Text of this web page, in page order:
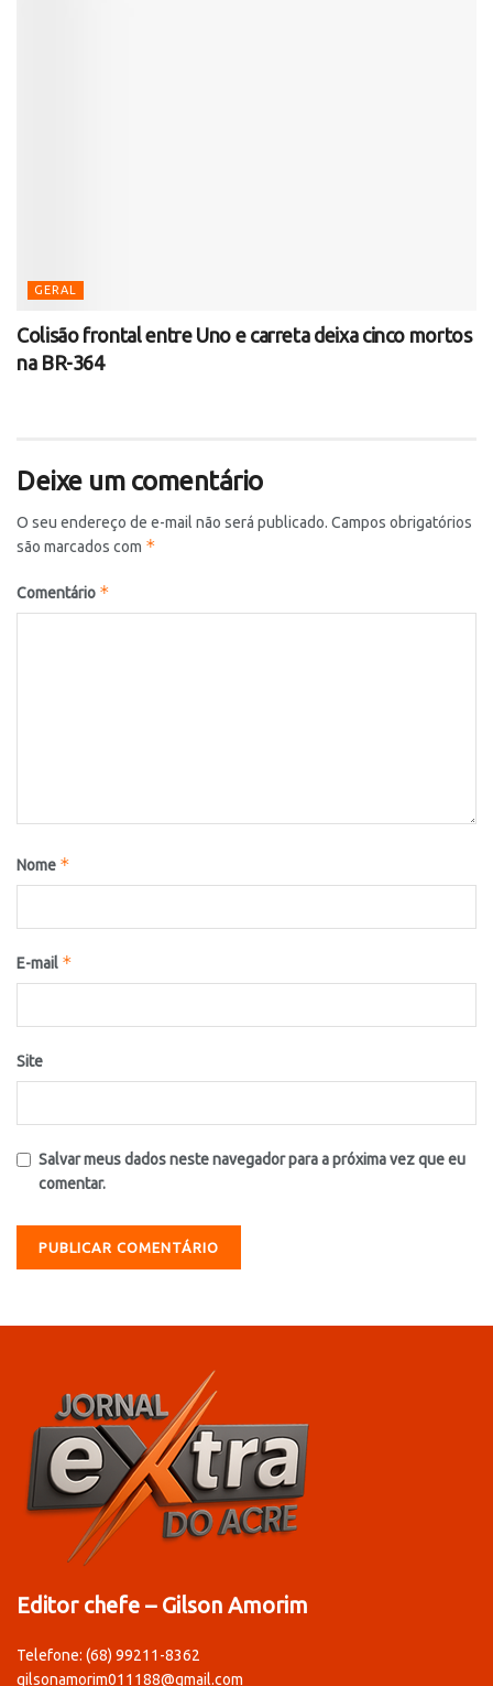
GERAL
Colisão frontal entre Uno e carreta deixa cinco mortos
na BR-364
Deixe um comentário
O seu endereço de e-mail não será publicado. Campos obrigatórios
são marcados com *
Comentário *
Nome *
E-mail *
Site
Salvar meus dados neste navegador para a próxima vez que eu
comentar.
Editor chefe – Gilson Amorim
Telefone: (68) 99211-8362
gilsonamorim011188@gmail.com